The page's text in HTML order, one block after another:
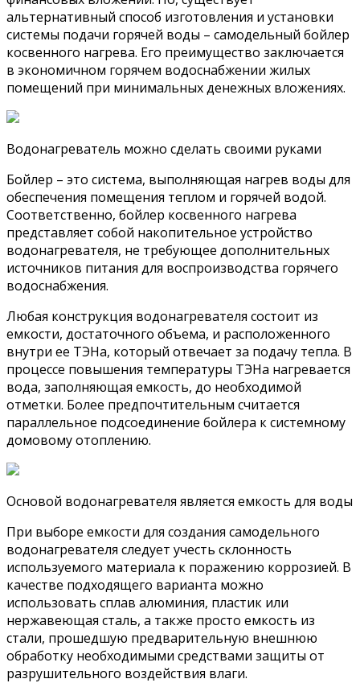
альтернативный способ изготовления и установки
системы подачи горячей воды – самодельный бойлер
косвенного нагрева. Его преимущество заключается
в экономичном горячем водоснабжении жилых
помещений при минимальных денежных вложениях.
Водонагреватель можно сделать своими руками
Бойлер – это система, выполняющая нагрев воды для
обеспечения помещения теплом и горячей водой.
Соответственно, бойлер косвенного нагрева
представляет собой накопительное устройство
водонагревателя, не требующее дополнительных
источников питания для воспроизводства горячего
водоснабжения.
Любая конструкция водонагревателя состоит из
емкости, достаточного объема, и расположенного
внутри ее ТЭНа, который отвечает за подачу тепла. В
процессе повышения температуры ТЭНа нагревается
вода, заполняющая емкость, до необходимой
отметки. Более предпочтительным считается
параллельное подсоединение бойлера к системному
домовому отоплению.
Основой водонагревателя является емкость для воды
При выборе емкости для создания самодельного
водонагревателя следует учесть склонность
используемого материала к поражению коррозией. В
качестве подходящего варианта можно
использовать сплав алюминия, пластик или
нержавеющая сталь, а также просто емкость из
стали, прошедшую предварительную внешнюю
обработку необходимыми средствами защиты от
разрушительного воздействия влаги.